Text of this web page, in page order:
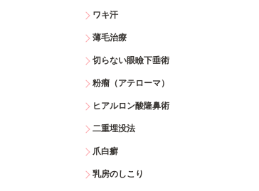
ワキ汗
薄毛治療
切らない眼瞼下垂術
粉瘤（アテローマ）
ヒアルロン酸隆鼻術
二重埋没法
爪白癬
乳房のしこり